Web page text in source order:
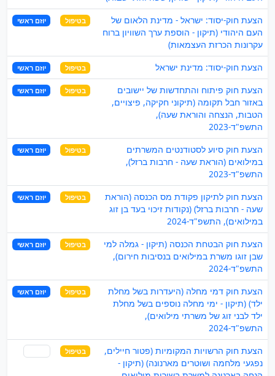
הצעת חוק-יסוד: ישראל - מדינת הלאום של
העם היהודי (תיקון - הוספת ערך השוויון ברוח
עקרונות הכרזת העצמאות)
בטיפול יוזם ראשי
הצעת חוק-יסוד: מדינת ישראל בטיפול יוזם ראשי
הצעת חוק פיתוח והתחדשות של יישובים
באזור חבל תקומה (תיקוני חקיקה, פיצויים,
הטבות, הנצחה והוראת שעה),
התשפ"ד-2023
בטיפול יוזם ראשי
הצעת חוק סיוע לסטודנטים המשרתים
במילואים (הוראת שעה - חרבות ברזל),
התשפ"ד-2023
בטיפול יוזם ראשי
הצעת חוק לתיקון פקודת מס הכנסה (הוראת
שעה - חרבות ברזל) (נקודות זיכוי בעד בן זוג
במילואים), התשפ"ד-2024
בטיפול יוזם ראשי
הצעת חוק הבטחת הכנסה (תיקון - גמלה למי
שבן זוגו משרת במילואים בנסיבות חירום),
התשפ"ד-2024
בטיפול יוזם ראשי
הצעת חוק דמי מחלה (היעדרות בשל מחלת
ילד) (תיקון - ימי מחלה נוספים בשל מחלת
ילד לבני זוג של משרתי מילואים),
התשפ"ד-2024
בטיפול יוזם ראשי
הצעת חוק הרשויות המקומיות (פטור חיילים,
נפגעי מלחמה ושוטרים מארנונה) (תיקון -
בטיפול